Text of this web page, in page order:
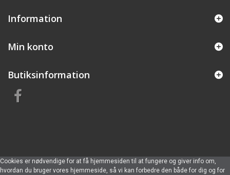
Information
Min konto
Butiksinformation
Cookies er nødvendige for at få hjemmesiden til at fungere og giver info om,
hvordan du bruger vores hjemmeside, så vi kan forbedre den både for dig og for